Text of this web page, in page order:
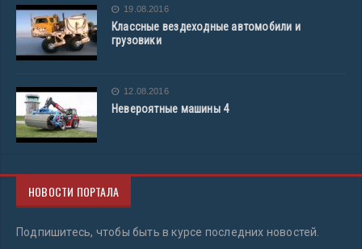
19.08.2016
Классные вездеходные автомобили и
грузовики
12.08.2016
Невероятные машины 4
НОВОСТИ ПОРТАЛА
Подпишитесь, чтобы быть в курсе последних новостей.